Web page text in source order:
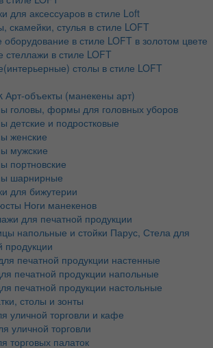
для аксессуаров в стиле Loft
скамейки, стулья в стиле LOFT
оборудование в стиле LOFT в золотом цвете
стеллажи в стиле LOFT
столы в стиле LOFT
Арт-объекты (манекены арт)
головы, формы для головных уборов
детские и подростковые
женские
мужские
портновские
шарнирные
для бижутерии
Ноги манекенов
для печатной продукции
напольные и стойки Парус, Стела для
продукции
печатной продукции настенные
печатной продукции напольные
печатной продукции настольные
столы и зонты
уличной торговли и кафе
уличной торговли
торговых палаток